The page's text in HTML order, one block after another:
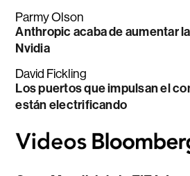
Parmy Olson
Anthropic acaba de aumentar
Nvidia
David Fickling
Los puertos que impulsan el
están electrificando